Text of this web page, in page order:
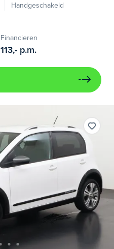
Handgeschakeld
Financieren
113,- p.m.